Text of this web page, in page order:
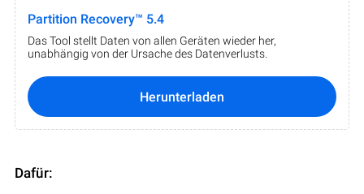
Partition Recovery™ 5.4
Das Tool stellt Daten von allen Geräten wieder her,
unabhängig von der Ursache des Datenverlusts.
Herunterladen
Dafür: